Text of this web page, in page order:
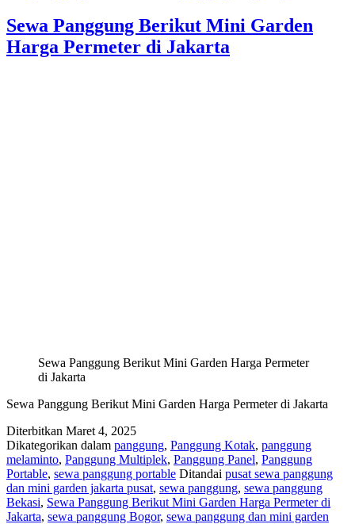
Sewa Panggung Berikut Mini Garden
Harga Permeter di Jakarta
Sewa Panggung Berikut Mini Garden Harga Permeter
di Jakarta
Sewa Panggung Berikut Mini Garden Harga Permeter di Jakarta
Diterbitkan Maret 4, 2025
Dikategorikan dalam panggung, Panggung Kotak, panggung
melaminto, Panggung Multiplek, Panggung Panel, Panggung
Portable, sewa panggung portable Ditandai pusat sewa panggung
dan mini garden jakarta pusat, sewa panggung, sewa panggung
Bekasi, Sewa Panggung Berikut Mini Garden Harga Permeter di
Jakarta, sewa panggung Bogor, sewa panggung dan mini garden